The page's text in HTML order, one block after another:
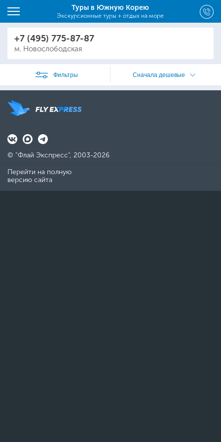
Туры в Южную Корею
Экскурсионные туры + отдых на море
+7 (495) 775-87-87
м. Новослободская
Фильтры Сначала дешевые
© "Флай Экспресс", 2003-2026
Перейти на полную
версию сайта